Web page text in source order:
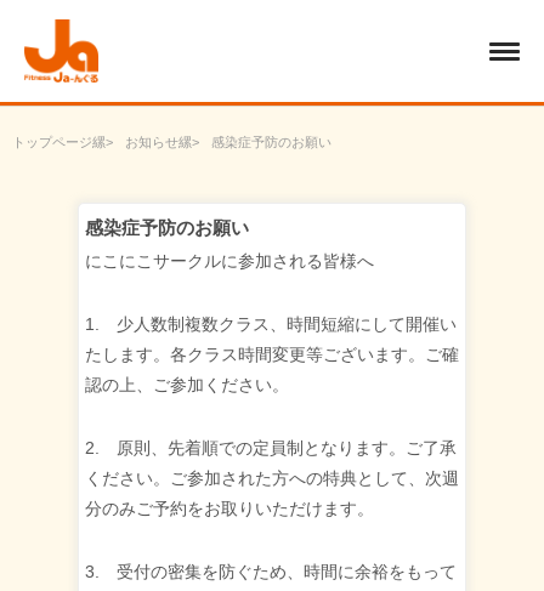
トップページ お知らせ 感染症予防のお願い
感染症予防のお願い
にこにこサークルに参加される皆様へ
1. 少人数制複数クラス、時間短縮にして開催い
たします。各クラス時間変更等ございます。ご確
認の上、ご参加ください。
2. 原則、先着順での定員制となります。ご了承
ください。ご参加された方への特典として、次週
分のみご予約をお取りいただけます。
3. 受付の密集を防ぐため、時間に余裕をもって